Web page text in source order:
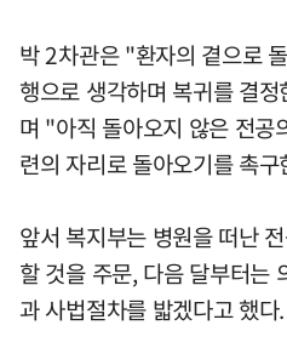
박 2차관은 "환자의 곁으로
행으로 생각하며 복귀를 결
며 "아직 돌아오지 않은 전공
련의 자리로 돌아오기를 촉
앞서 복지부는 병원을 떠난
할 것을 주문, 다음 달부터는
과 사법절차를 밟겠다고 했다.